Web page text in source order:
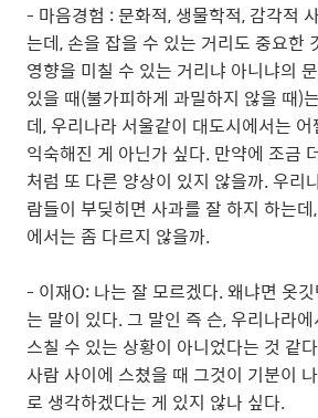
- 마음경험 : 문화적, 생물학적, 감각적
는데, 손을 잡을 수 있는 거리도 중요한
영향을 미칠 수 있는 거리냐 아니냐의
있을 때(불가피하게 과밀하지 않을 때)
데, 우리나라 서울같이 대도시에서는
익숙해진 게 아닌가 싶다. 만약에 조금
처럼 또 다른 양상이 있지 않을까. 우리
람들이 부딪히면 사과를 잘 하지 하는
에서는 좀 다르지 않을까.
- 이재O: 나는 잘 모르겠다. 왜냐면 옷
는 말이 있다. 그 말인 즉 슨, 우리나라
스칠 수 있는 상황이 아니었다는 것 같
사람 사이에 스쳤을 때 그것이 기분이
로 생각하겠다는 게 있지 않나 싶다.